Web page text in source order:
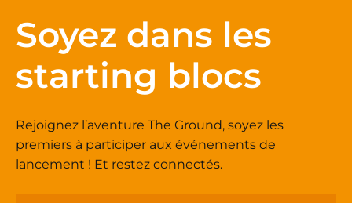
Soyez dans les
starting blocs
Rejoignez l’aventure The Ground, soyez les
premiers à participer aux événements de
lancement ! Et restez connectés.